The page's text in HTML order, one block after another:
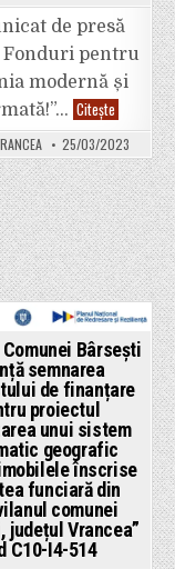
amenajare
a
teritoriului
și
de
planificare
urbană
comuna
Bordești,
județul
Vrancea;
Realizare
stații
de
vehicule
electrice,
Comuna
Bordești,
județul
Vrancea”
de presă
Fonduri pentru
modernă și
Citește
COMUNA
BĂLEȘTI
anunță
începerea
proiectului
serviciilor
comunei
Bălești”
25/03/2023
Bârsești
semnarea
de finanțare
proiectul
unui sistem
geografic
înscrise
funciară din
comunei
județul Vrancea”
C10-I4-514